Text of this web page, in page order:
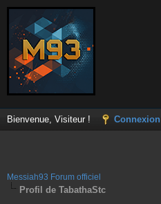
Bienvenue, Visiteur ! Connexion
Messiah93 Forum officiel
Profil de TabathaStc